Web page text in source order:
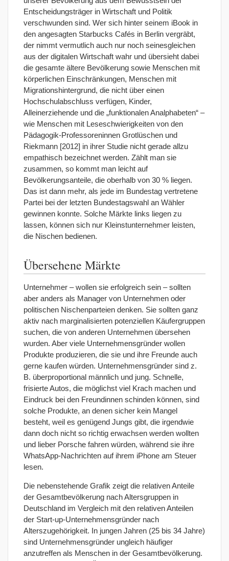
Entscheidungsträger in Wirtschaft und Politik
verschwunden sind. Wer sich hinter seinem iBook in
den angesagten Starbucks Cafés in Berlin vergräbt,
der nimmt vermutlich auch nur noch seinesgleichen
aus der digitalen Wirtschaft wahr und übersieht dabei
die gesamte ältere Bevölkerung sowie Menschen mit
körperlichen Einschränkungen, Menschen mit
Migrationshintergrund, die nicht über einen
Hochschulabschluss verfügen, Kinder,
Alleinerziehende und die „funktionalen Analphabeten“ –
wie Menschen mit Leseschwierigkeiten von den
Pädagogik-Professoreninnen Grotlüschen und
Riekmann [2012] in ihrer Studie nicht gerade allzu
empathisch bezeichnet werden. Zählt man sie
zusammen, so kommt man leicht auf
Bevölkerungsanteile, die oberhalb von 30 % liegen.
Das ist dann mehr, als jede im Bundestag vertretene
Partei bei der letzten Bundestagswahl an Wähler
gewinnen konnte. Solche Märkte links liegen zu
lassen, können sich nur Kleinstunternehmer leisten,
die Nischen bedienen.
Übersehene Märkte
Unternehmer – wollen sie erfolgreich sein – sollten
aber anders als Manager von Unternehmen oder
politischen Nischenparteien denken. Sie sollten ganz
aktiv nach marginalisierten potenziellen Käufergruppen
suchen, die von anderen Unternehmen übersehen
wurden. Aber viele Unternehmensgründer wollen
Produkte produzieren, die sie und ihre Freunde auch
gerne kaufen würden. Unternehmensgründer sind z.
B. überproportional männlich und jung. Schnelle,
frisierte Autos, die möglichst viel Krach machen und
Eindruck bei den Freundinnen schinden können, sind
solche Produkte, an denen sicher kein Mangel
besteht, weil es genügend Jungs gibt, die irgendwie
dann doch nicht so richtig erwachsen werden wollten
und lieber Porsche fahren würden, während sie ihre
WhatsApp-Nachrichten auf ihrem iPhone am Steuer
lesen.
Die nebenstehende Grafik zeigt die relativen Anteile
der Gesamtbevölkerung nach Altersgruppen in
Deutschland im Vergleich mit den relativen Anteilen
der Start-up-Unternehmensgründer nach
Alterszugehörigkeit. In jungen Jahren (25 bis 34 Jahre)
sind Unternehmensgründer ungleich häufiger
anzutreffen als Menschen in der Gesamtbevölkerung.